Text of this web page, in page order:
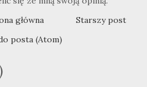
Starszy post
główna
posta (Atom)